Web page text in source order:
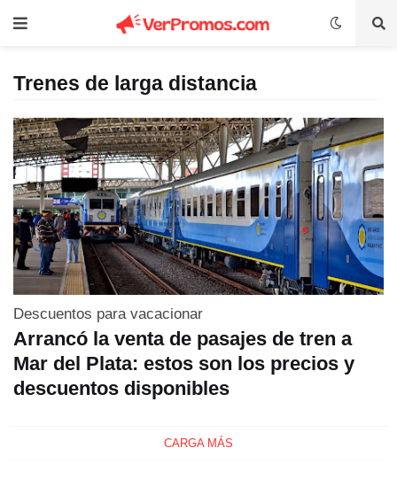
Trenes de larga distancia
Descuentos para vacacionar
Arrancó la venta de pasajes de tren a
Mar del Plata: estos son los precios y
descuentos disponibles
CARGA MÁS